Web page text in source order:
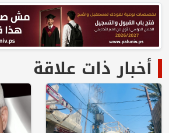
أخبار ذات علاقة